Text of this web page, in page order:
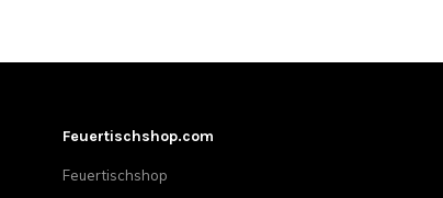
Feuertischshop.com
Feuertischshop